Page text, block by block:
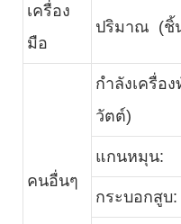
เครื่อง
มือ
ปริมาณ (ชิ้
คนอื่นๆ
กำลังเครื่อ
วัตต์)
แกนหมุน:
กระบอกสูบ: